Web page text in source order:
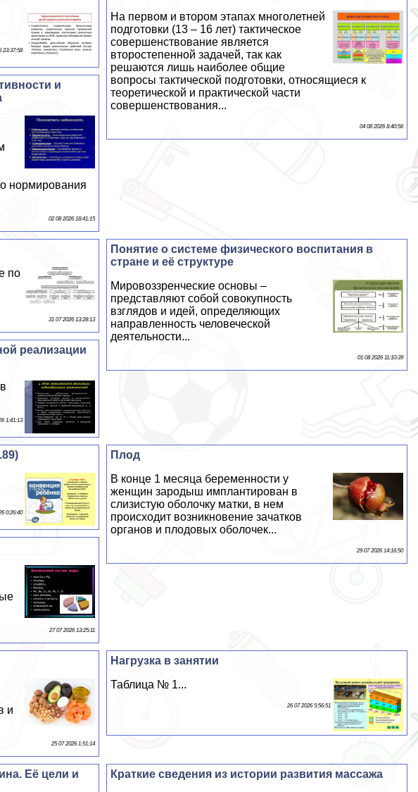
На первом и втором этапах многолетней
подготовки (13 – 16 лет) тактическое
совершенствование является
второстепенной задачей, так как
решаются лишь наиболее общие
вопросы тактической подготовки, относящиеся к
теоретической и пpaктической части
совершенствования...
04 08 2026 8:40:56
23:37:58
и
нормирования
02 08 2026 18:41:15
Понятие о системе физического воспитания в
стране и её структуре
Мировоззренческие основы –
представляют собой совокупность
взглядов и идей, определяющих
направленность человеческой
деятельности...
01 08 2026 11:10:39
по
31 07 2026 13:28:13
реализации
1:41:13
Плод
В конце 1 месяца беременности у
женщин зародыш имплантирован в
слизистую оболочку матки, в нем
происходит возникновение зачатков
органов и плодовых оболочек...
29 07 2026 14:16:50
0:26:40
27 07 2026 13:25:11
Нагрузка в занятии
Таблица № 1...
26 07 2026 5:56:51
и
25 07 2026 1:51:14
Краткие сведения из истории развития массажа
Её цели и